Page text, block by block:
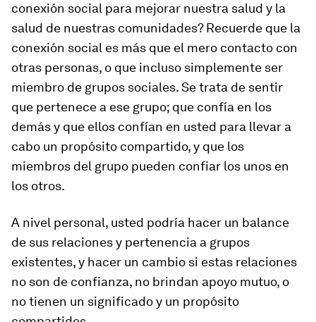
conexión social para mejorar nuestra salud y la
salud de nuestras comunidades? Recuerde que la
conexión social es más que el mero contacto con
otras personas, o que incluso simplemente ser
miembro de grupos sociales. Se trata de sentir
que pertenece a ese grupo; que confía en los
demás y que ellos confían en usted para llevar a
cabo un propósito compartido, y que los
miembros del grupo pueden confiar los unos en
los otros.
A nivel personal, usted podría hacer un balance
de sus relaciones y pertenencia a grupos
existentes, y hacer un cambio si estas relaciones
no son de confianza, no brindan apoyo mutuo, o
no tienen un significado y un propósito